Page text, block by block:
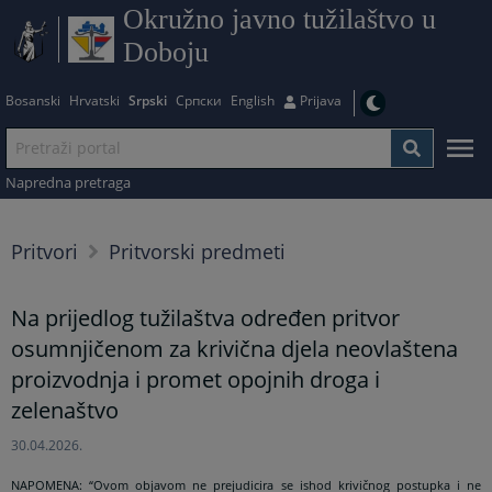
Okružno javno tužilaštvo u
Doboju
Bosanski Hrvatski Srpski Српски English Prijava
Napredna pretraga
Pritvori Pritvorski predmeti
Na prijedlog tužilaštva određen pritvor
osumnjičenom za krivična djela neovlaštena
proizvodnja i promet opojnih droga i
zelenaštvo
30.04.2026.
NAPOMENA: “Ovom objavom ne prejudicira se ishod krivičnog postupka i ne